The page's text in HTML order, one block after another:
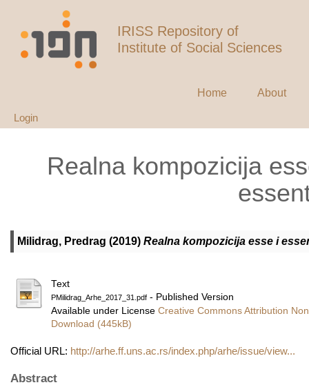
IRISS Repository of
Institute of Social Sciences
Home About
Login
Realna kompozicija
Milidrag, Predrag (2019) Realna kompozicija esse i
Text
PMilidrag_Arhe_2017_31.pdf - Published Version
Available under License Creative Commons Attribution
Download (445kB)
Official URL: http://arhe.ff.uns.ac.rs/index.php/arhe/issue/view...
Abstract